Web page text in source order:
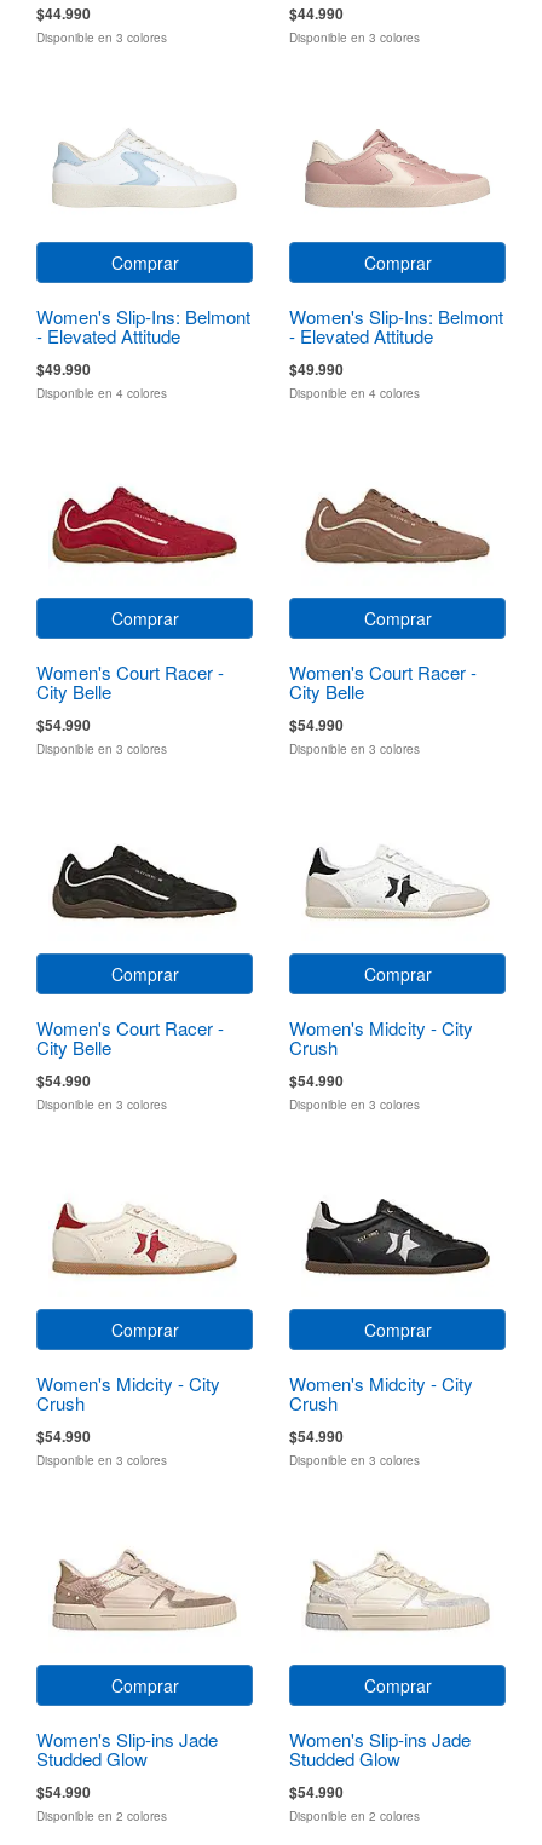
$44.990
Disponible en 3 colores
$44.990
Disponible en 3 colores
Comprar
Women's Slip-Ins: Belmont
- Elevated Attitude
$49.990
Disponible en 4 colores
Comprar
Women's Slip-Ins: Belmont
- Elevated Attitude
$49.990
Disponible en 4 colores
Comprar
Women's Court Racer -
City Belle
$54.990
Disponible en 3 colores
Comprar
Women's Court Racer -
City Belle
$54.990
Disponible en 3 colores
Comprar
Women's Court Racer -
City Belle
$54.990
Disponible en 3 colores
Comprar
Women's Midcity - City
Crush
$54.990
Disponible en 3 colores
Comprar
Women's Midcity - City
Crush
$54.990
Disponible en 3 colores
Comprar
Women's Midcity - City
Crush
$54.990
Disponible en 3 colores
Comprar
Women's Slip-ins Jade
Studded Glow
$54.990
Disponible en 2 colores
Comprar
Women's Slip-ins Jade
Studded Glow
$54.990
Disponible en 2 colores